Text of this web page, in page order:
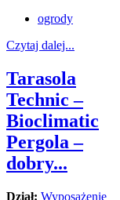
ogrody
Czytaj dalej...
Tarasola
Technic –
Bioclimatic
Pergola –
dobry...
Dział: Wyposażenie